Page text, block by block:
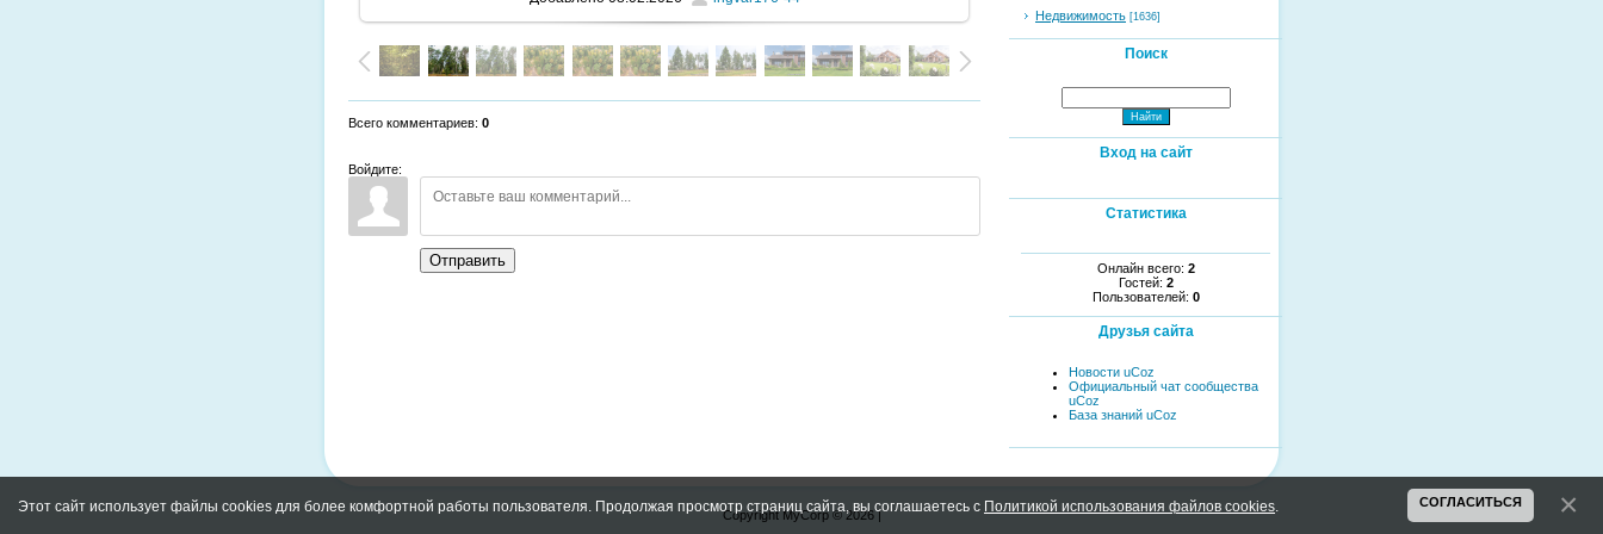
Всего комментариев: 0
Войдите:
Отправить
Недвижимость [1636]
Поиск
Вход на сайт
Статистика
Онлайн всего: 2
Гостей: 2
Пользователей: 0
Друзья сайта
Новости uCoz
Официальный чат сообщества
uCoz
База знаний uCoz
Copyright MyCorp © 2026|
Этот сайт использует файлы cookies для более комфортной работы пользователя. Продолжая просмотр страниц сайта, вы соглашаетесь с Политикой использования файлов cookies СОГЛАСИТЬСЯ